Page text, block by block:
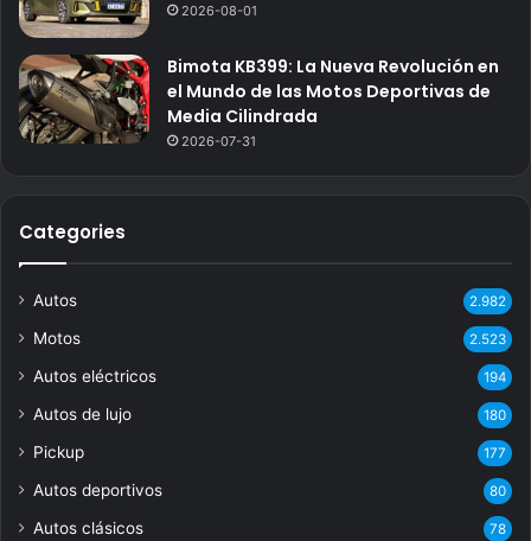
2026-08-01
Bimota KB399: La Nueva Revolución en
el Mundo de las Motos Deportivas de
Media Cilindrada
2026-07-31
Categories
Autos 2.982
Motos 2.523
Autos eléctricos 194
Autos de lujo 180
Pickup 177
Autos deportivos 80
Autos clásicos 78